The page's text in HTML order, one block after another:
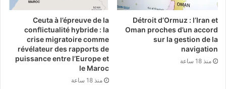
العنصري، وتوماس سنكارا الذي حاول بناء اقتصاد
وطني مستقل قائم على الاعتماد على الذات قبل أن
تنتهي تجربته بالاغتيال.
كما أن التنافس بين الدول الكبرى على موارد إفريقيا
Détroit d’Ormuz : l’Iran et
Oman proches d’un accord
sur la gestion de la
navigation
منذ 18 ساعة
Ceuta à l’épreuve de la
conflictualité hybride : la
crise migratoire comme
révélateur des rapports de
puissance entre l’Europe et
le Maroc
منذ 18 ساعة